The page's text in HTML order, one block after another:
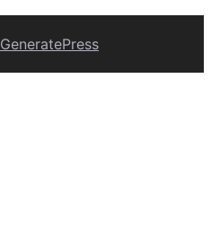
GeneratePress